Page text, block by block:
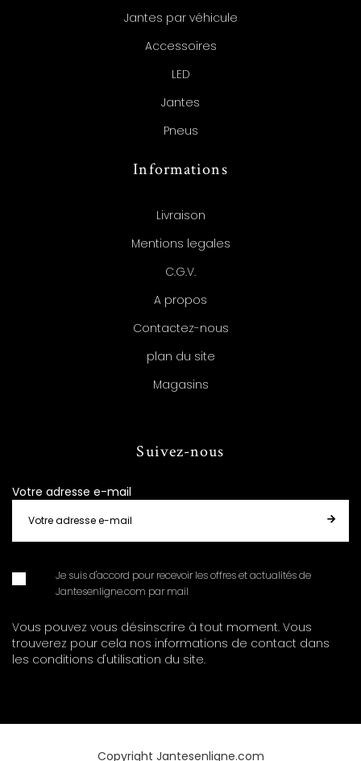
Jantes par véhicule
Accessoires
LED
Jantes
Pneus
Informations
Livraison
Mentions legales
C.G.V.
A propos
Contactez-nous
plan du site
Magasins
Suivez-nous
Votre adresse e-mail
Je suis d'accord pour recevoir les offres et actualités de
Jantesenligne.com par mail
Vous pouvez vous désinscrire à tout moment. Vous
trouverez pour cela nos informations de contact dans
les conditions d'utilisation du site.
Copyright Jantesenligne.com